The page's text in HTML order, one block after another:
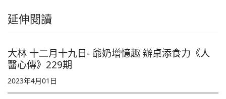
延伸閱讀
大林 十二月十九日- 爺奶增憶趣 辦桌添食力《人
醫心傳》229期
2023年4月01日